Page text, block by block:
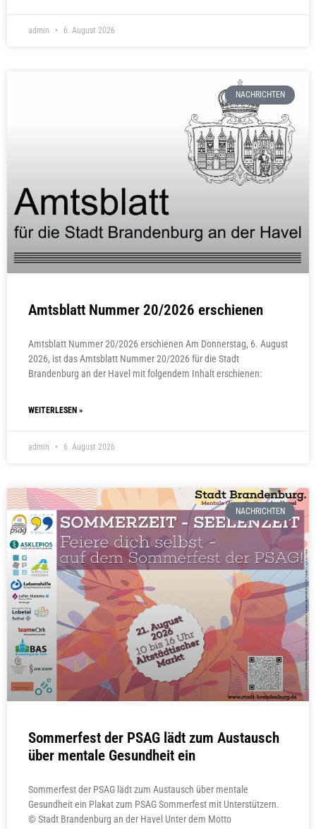
admin 6. August 2026
NACHRICHTEN
Amtsblatt Nummer 20/2026 erschienen
Amtsblatt Nummer 20/2026 erschienen Am Donnerstag, 6. August
2026, ist das Amtsblatt Nummer 20/2026 für die Stadt
Brandenburg an der Havel mit folgendem Inhalt erschienen:
WEITERLESEN »
admin 6. August 2026
NACHRICHTEN
Sommerfest der PSAG lädt zum Austausch
über mentale Gesundheit ein
Sommerfest der PSAG lädt zum Austausch über mentale
Gesundheit ein Plakat zum PSAG Sommerfest mit Unterstützern.
© Stadt Brandenburg an der Havel Unter dem Motto